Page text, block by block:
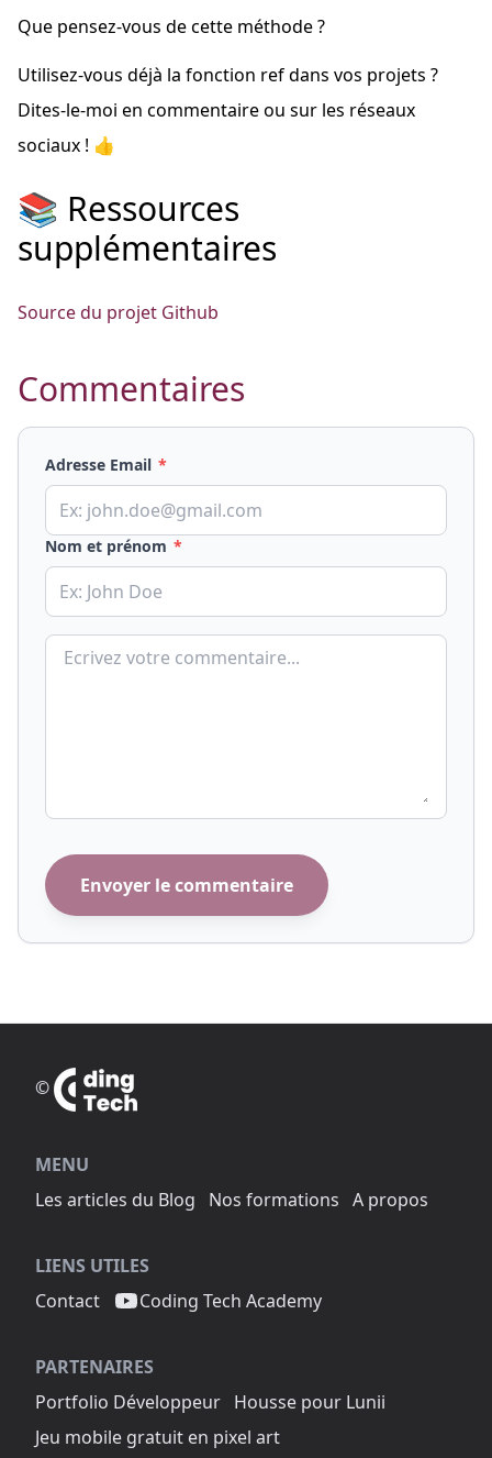
Que pensez-vous de cette méthode ?
Utilisez-vous déjà la fonction ref dans vos projets ?
Dites-le-moi en commentaire ou sur les réseaux
sociaux ! 👍
📚 Ressources
supplémentaires
Source du projet Github
Commentaires
Adresse Email
Nom et prénom
Votre commentaire
Envoyer le commentaire
©
MENU
Les articles du Blog
Nos formations A propos
LIENS UTILES
Contact
Coding Tech Academy
PARTENAIRES
Portfolio Développeur Housse pour Lunii
Jeu mobile gratuit en pixel art